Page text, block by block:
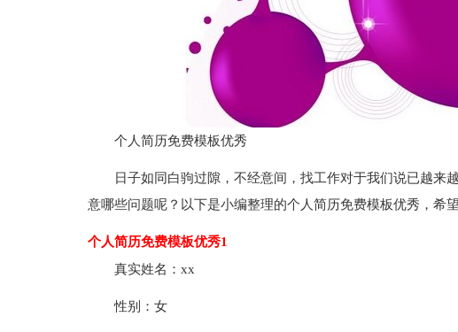
个人简历免费模板优秀
日子如同白驹过隙，不经意间，找工作对于我们说已越来
意哪些问题呢？以下是小编整理的个人简历免费模板优秀，希
个人简历免费模板优秀1
真实姓名：xx
性别：女